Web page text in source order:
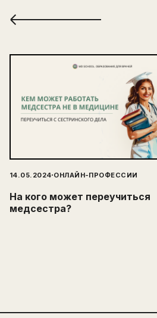
14.05.2024·ОНЛАЙН-ПРОФЕССИИ
На кого может переучиться
медсестра?